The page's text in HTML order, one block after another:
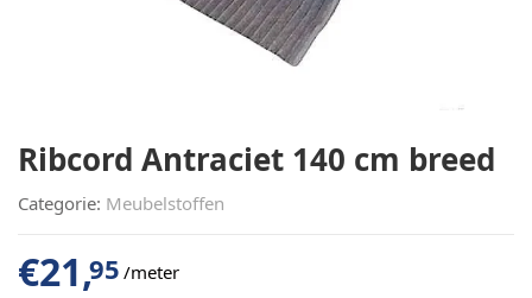
Ribcord Antraciet 140 cm breed
Categorie: Meubelstoffen
€21,95 /meter